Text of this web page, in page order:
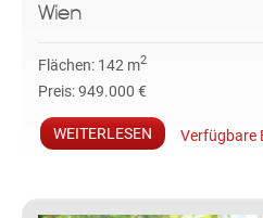
Wien
Flächen: 142 m2
Preis:949.000 €
WEITERLESEN Verfügbare